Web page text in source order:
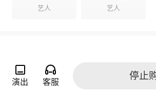
艺人
艺人
演出相册
演出 客服
停止